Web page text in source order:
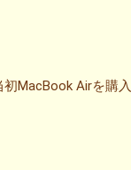
MacBook Airを購入